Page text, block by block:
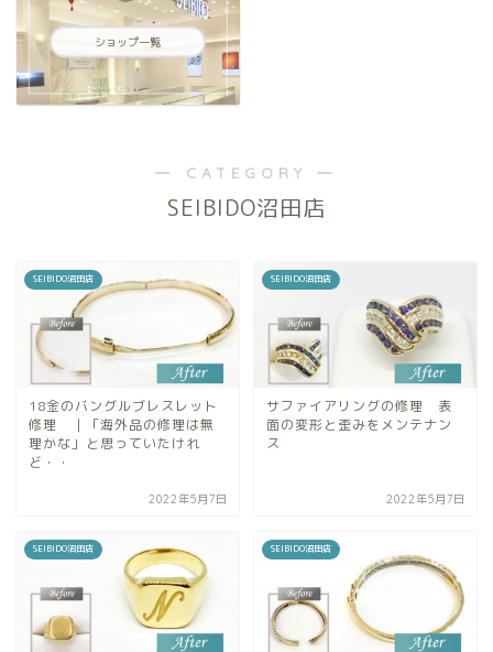
ショップ一覧
― CATEGORY ―
SEIBIDO沼田店
SEIBIDO沼田店
18金のバングルブレスレット
修理 ｜「海外品の修理は無
理かな」と思っていたけれ
ど・・
2022年5月7日
SEIBIDO沼田店
サファイアリングの修理 表
面の変形と歪みをメンテナン
ス
2022年5月7日
SEIBIDO沼田店 SEIBIDO沼田店